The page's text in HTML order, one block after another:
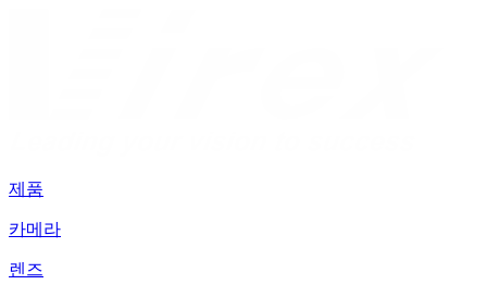
제품
카메라
렌즈